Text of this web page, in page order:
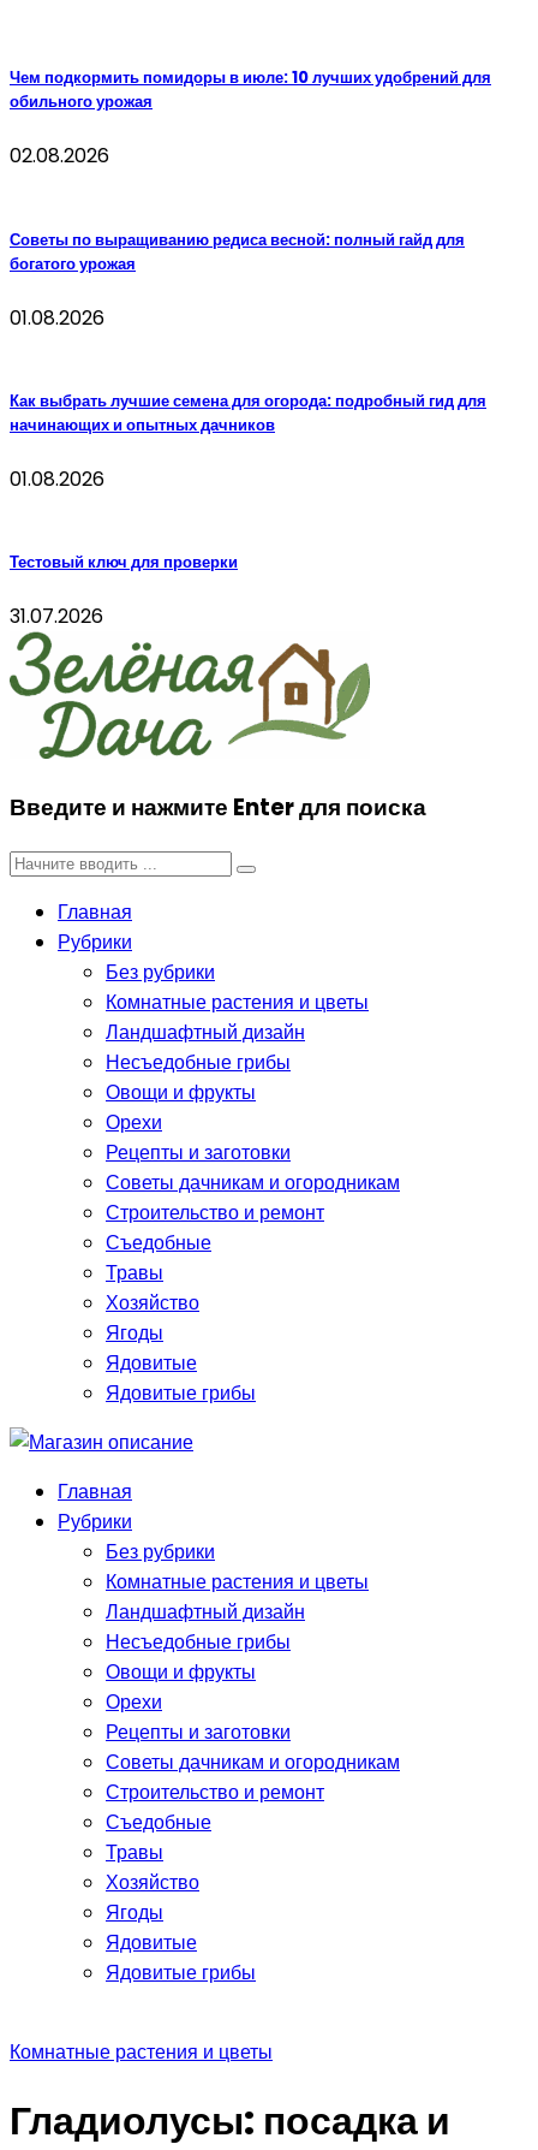
Чем подкормить помидоры в июле: 10 лучших удобрений для
обильного урожая
02.08.2026
Советы по выращиванию редиса весной: полный гайд для
богатого урожая
01.08.2026
Как выбрать лучшие семена для огорода: подробный гид для
начинающих и опытных дачников
01.08.2026
Тестовый ключ для проверки
31.07.2026
Введите и нажмите Enter для поиска
Главная
Рубрики
Без рубрики
Комнатные растения и цветы
Ландшафтный дизайн
Несъедобные грибы
Овощи и фрукты
Орехи
Рецепты и заготовки
Советы дачникам и огородникам
Строительство и ремонт
Съедобные
Травы
Хозяйство
Ягоды
Ядовитые
Ядовитые грибы
Главная
Рубрики
Без рубрики
Комнатные растения и цветы
Ландшафтный дизайн
Несъедобные грибы
Овощи и фрукты
Орехи
Рецепты и заготовки
Советы дачникам и огородникам
Строительство и ремонт
Съедобные
Травы
Хозяйство
Ягоды
Ядовитые
Ядовитые грибы
Комнатные растения и цветы
Гладиолусы: посадка и